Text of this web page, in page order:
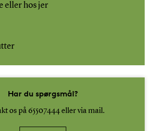
eller hos jer
Har du spørgsmål?
os på 65507444 eller via mail.